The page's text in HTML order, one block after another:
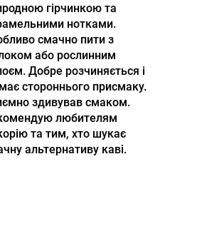
гірчинкою та
нотками.
смачно пити з
або рослинним
Добре розчиняється і
стороннього присмаку.
здивував смаком.
любителям
та тим, хто шукає
альтернативу каві.